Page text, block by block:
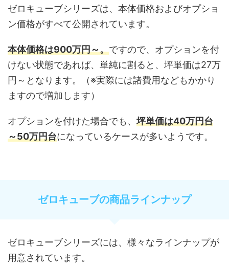
ゼロキューブシリーズは、本体価格およびオプショ
ン価格がすべて公開されています。
本体価格は900万円～。ですので、オプションを付
けない状態であれば、単純に割ると、坪単価は27万
円～となります。（※実際には諸費用などもかかり
ますので増加します）
オプションを付けた場合でも、坪単価は40万円台
～50万円台になっているケースが多いようです。
ゼロキューブの商品ラインナップ
ゼロキューブシリーズには、様々なラインナップが
用意されています。